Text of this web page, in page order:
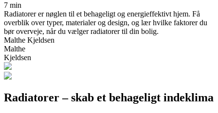
7 min
Radiatorer er nøglen til et behageligt og energieffektivt hjem. Få
overblik over typer, materialer og design, og lær hvilke faktorer du
bør overveje, når du vælger radiatorer til din bolig.
Malthe Kjeldsen
Malthe
Kjeldsen
Radiatorer – skab et behageligt indeklima